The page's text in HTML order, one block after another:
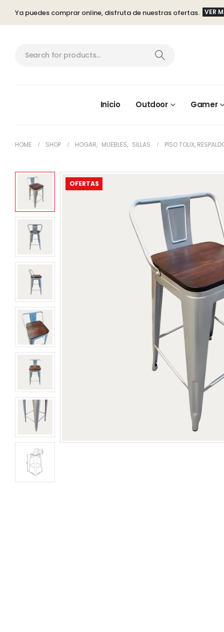
Ya puedes comprar online, disfruta de nuestras ofertas. VER
Inicio Outdoor Gamer
HOME SHOP HOGAR, MUEBLES, SILLAS PISO TOLIX,
OFERTAS